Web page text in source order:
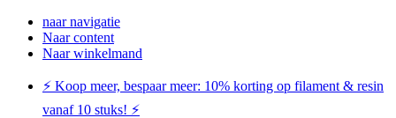
naar navigatie
Naar content
Naar winkelmand
⚡️ Koop meer, bespaar meer: ​​10% korting op filament & resin
vanaf 10 stuks! ⚡️